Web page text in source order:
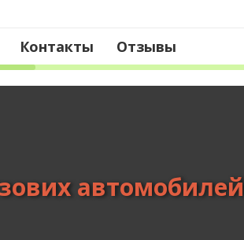
Контакты Отзывы
автомобилей